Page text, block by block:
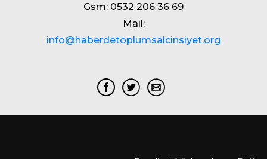
Gsm: 0532 206 36 69
Mail:
info@haberdetoplumsalcinsiyet.org